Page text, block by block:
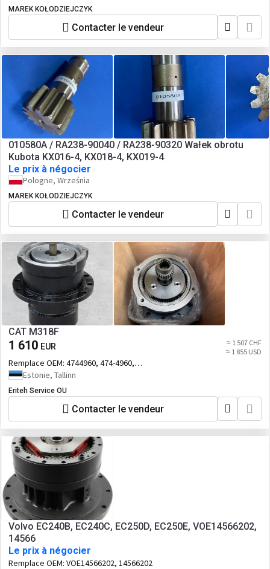
MAREK KOŁODZIEJCZYK
Contacter le vendeur
010580A / RA238-90040 / RA238-90320 Wałek obrotu
Kubota KX016-4, KX018-4, KX019-4
Le prix à négocier
Pologne, Września
MAREK KOŁODZIEJCZYK
Contacter le vendeur
CAT M318F
1 610 EUR
≈ 1 507 CHF
≈ 1 855 USD
Remplace OEM: 4744960, 474-4960,
CA4744960
Estonie, Tallinn
Eriteh Service OU
Contacter le vendeur
Volvo EC240B, EC240C, EC250D, EC250E, VOE14566202,
14566
Le prix à négocier
Remplace OEM: VOE14566202, 14566202